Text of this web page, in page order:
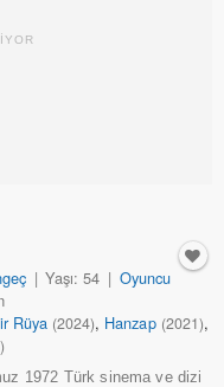
| Yaşı: 54 | Oyuncu
Rüya (2024), Hanzap (2021),
1972 Türk sinema ve dizi